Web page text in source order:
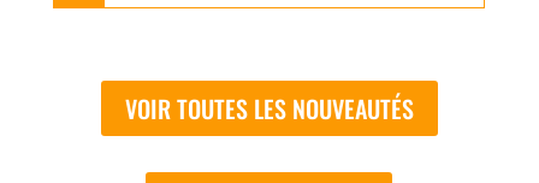
VOIR TOUTES LES NOUVEAUTÉS